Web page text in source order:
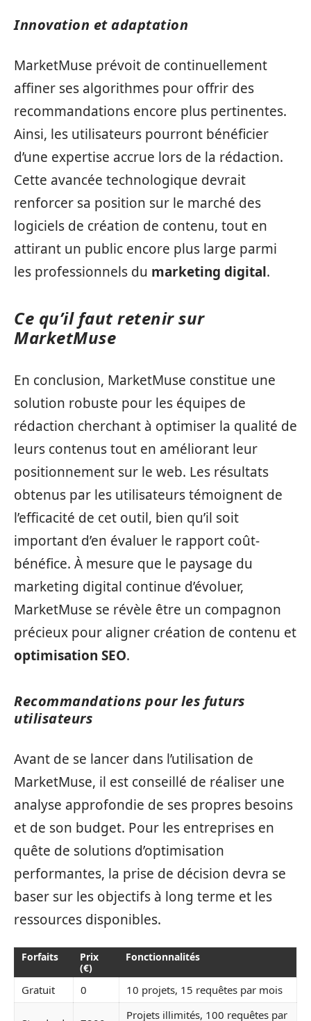
Innovation et adaptation
MarketMuse prévoit de continuellement
affiner ses algorithmes pour offrir des
recommandations encore plus pertinentes.
Ainsi, les utilisateurs pourront bénéficier
d’une expertise accrue lors de la rédaction.
Cette avancée technologique devrait
renforcer sa position sur le marché des
logiciels de création de contenu, tout en
attirant un public encore plus large parmi
les professionnels du marketing digital.
Ce qu’il faut retenir sur
MarketMuse
En conclusion, MarketMuse constitue une
solution robuste pour les équipes de
rédaction cherchant à optimiser la qualité de
leurs contenus tout en améliorant leur
positionnement sur le web. Les résultats
obtenus par les utilisateurs témoignent de
l’efficacité de cet outil, bien qu’il soit
important d’en évaluer le rapport coût-
bénéfice. À mesure que le paysage du
marketing digital continue d’évoluer,
MarketMuse se révèle être un compagnon
précieux pour aligner création de contenu et
optimisation SEO.
Recommandations pour les futurs
utilisateurs
Avant de se lancer dans l’utilisation de
MarketMuse, il est conseillé de réaliser une
analyse approfondie de ses propres besoins
et de son budget. Pour les entreprises en
quête de solutions d’optimisation
performantes, la prise de décision devra se
baser sur les objectifs à long terme et les
ressources disponibles.
Forfaits
Prix
(€)
Fonctionnalités
Gratuit 0 10 projets, 15 requêtes par mois
Projets illimités, 100 requêtes par